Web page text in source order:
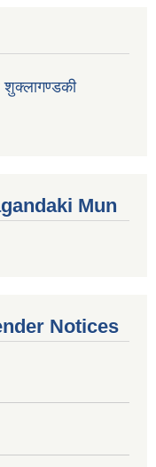
Mun
Notices